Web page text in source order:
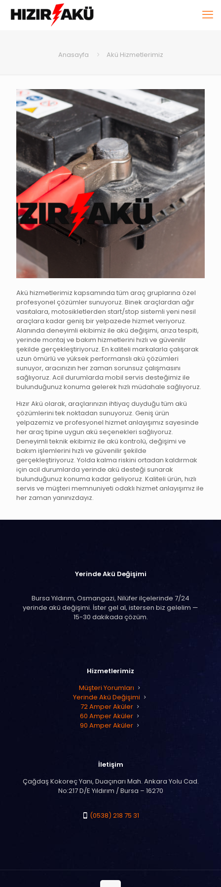
Anasayfa Akü Hizmetlerimiz
Akü hizmetlerimiz kapsamında tüm araç gruplarına özel
profesyonel çözümler sunuyoruz. Binek araçlardan ağır
vasıtalara, motosikletlerden start/stop sistemli yeni nesil
araçlara kadar geniş bir yelpazede hizmet veriyoruz.
Alanında deneyimli ekibimiz ile akü değişimi, arıza tespiti,
yerinde montaj ve bakım hizmetlerini hızlı ve güvenilir
şekilde gerçekleştiriyoruz. En kaliteli markalarla çalışarak
uzun ömürlü ve yüksek performanslı akü çözümleri
sunuyor, aracınızın her zaman sorunsuz çalışmasını
sağlıyoruz. Acil durumlarda mobil servis desteğimiz ile
bulunduğunuz konuma gelerek hızlı müdahale sağlıyoruz.
Hızır Akü olarak, araçlarınızın ihtiyaç duyduğu tüm akü
çözümlerini tek noktadan sunuyoruz. Geniş ürün
yelpazemiz ve profesyonel hizmet anlayışımız sayesinde
her araç tipine uygun akü seçenekleri sağlıyoruz.
Deneyimli teknik ekibimiz ile akü kontrolü, değişimi ve
bakım işlemlerini hızlı ve güvenilir şekilde
gerçekleştiriyoruz. Yolda kalma riskini ortadan kaldırmak
için acil durumlarda yerinde akü desteği sunarak
bulunduğunuz konuma kadar geliyoruz. Kaliteli ürün, hızlı
servis ve müşteri memnuniyeti odaklı hizmet anlayışımız ile
her zaman yanınızdayız.
Yerinde Akü Değişimi
Bursa Yıldırım, Osmangazi, Nilüfer ilçelerinde 7/24
yerinde akü değişimi. İster gel al, istersen biz gelelim —
15-30 dakikada çözüm.
Hizmetlerimiz
Müşteri Yorumları
Yerinde Akü Değişimi
72 Amper Aküler
60 Amper Aküler
90 Amper Aküler
İletişim
Çağdaş Kokoreç Yanı, Duaçınarı Mah. Ankara Yolu Cad.
No:217 D/E Yıldırım / Bursa – 16270
(0538) 218 75 31